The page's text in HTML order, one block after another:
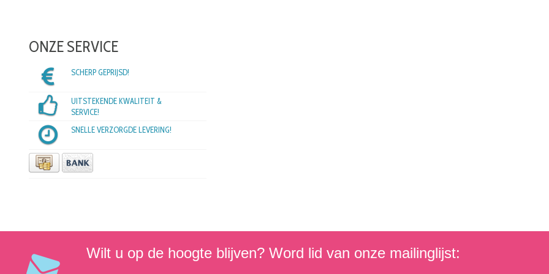
ONZE SERVICE
SCHERP GEPRIJSD!
UITSTEKENDE KWALITEIT &
SERVICE!
SNELLE VERZORGDE LEVERING!
Wilt u op de hoogte blijven? Word lid van onze mailinglijst: